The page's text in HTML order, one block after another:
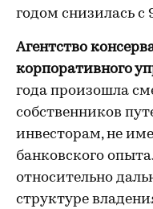
годом снизилась с
Агентство
корпоративного
года произошла
собственников
инвесторам, не
банковского
относительно
структуре